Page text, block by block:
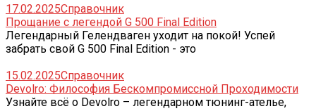
17.02.2025Справочник
Прощание с легендой G 500 Final Edition
Легендарный Гелендваген уходит на покой! Успей
забрать свой G 500 Final Edition - это
15.02.2025Справочник
Devolro: Философия Бескомпромиссной Проходимости
Узнайте всё о Devolro – легендарном тюнинг-ателье,